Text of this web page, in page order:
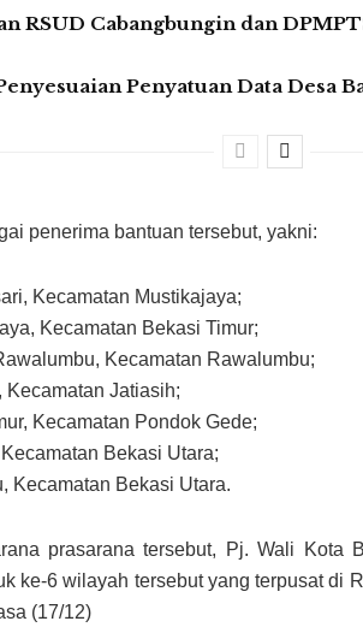
RSUD Cabangbungin dan
Penyatuan Data Desa
penerima bantuan tersebut, yakni:
Kecamatan Mustikajaya;
Kecamatan Bekasi Timur;
Kecamatan Rawalumbu;
Kecamatan Jatiasih;
Kecamatan Pondok Gede;
Bekasi Utara;
Kecamatan Bekasi Utara.
prasarana tersebut, Pj. Wali Kota
ke-6 wilayah tersebut yang terpusat di
(17/12)